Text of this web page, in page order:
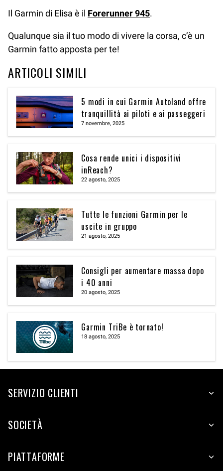
Il Garmin di Elisa è il Forerunner 945.
Qualunque sia il tuo modo di vivere la corsa, c’è un
Garmin fatto apposta per te!
ARTICOLI SIMILI
5 modi in cui Garmin Autoland offre
tranquillità ai piloti e ai passeggeri
7 novembre, 2025
Cosa rende unici i dispositivi
inReach?
22 agosto, 2025
Tutte le funzioni Garmin per le
uscite in gruppo
21 agosto, 2025
Consigli per aumentare massa dopo
i 40 anni
20 agosto, 2025
Garmin TriBe è tornato!
18 agosto, 2025
SERVIZIO CLIENTI
SOCIETÀ
PIATTAFORME